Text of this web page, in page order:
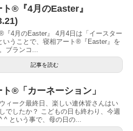
®『4月のEaster』
『4月のEaster』 4月4日は「イースター
いうことで、寝相アート®︎『Easter』を
ブランコ...
記事を読む
®「カーネーション」
ィーク最終日、楽しい連休皆さんはい
でしたか？ こどもの日も終わり、今週
^ という事で、母の日の...